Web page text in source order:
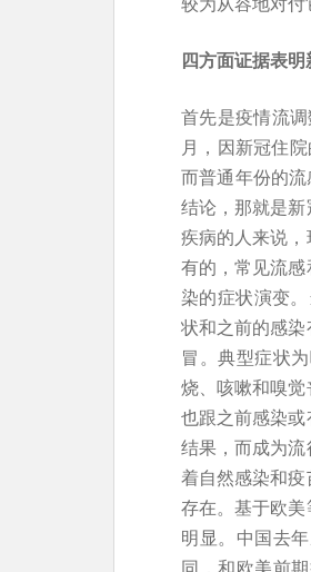
四方面证据表
首先是疫情流
月，因新冠住
而普通年份的
结论，那就是
疾病的人来说
有的，常见流
染的症状演变
状和之前的感
冒。典型症状
烧、咳嗽和嗅
也跟之前感染
结果，而成为
着自然感染和
存在。基于欧
明显。中国去